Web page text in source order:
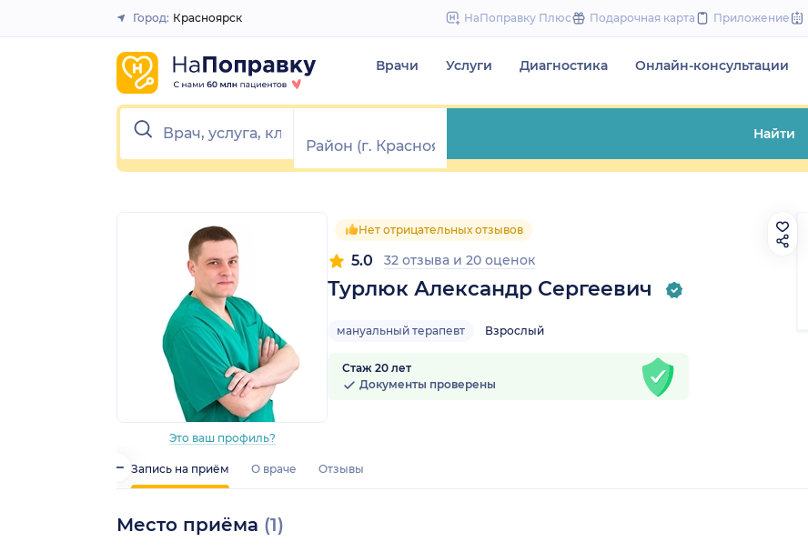
to
Закрыть
Город: Красноярск НаПоправку Плюс Подарочная карта Приложение
Врачи Услуги Диагностика Онлайн-консультации
Найти
Это ваш профиль?
Нет отрицательных отзывов
Турлюк Александр Сергеевич
5.0 32 отзыва и 20 оценок
мануальный терапевт Взрослый
Стаж 20 лет
Документы проверены
Запись на приём О враче Отзывы
Место приёма (1)